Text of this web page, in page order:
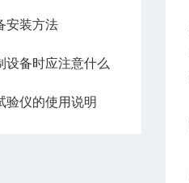
安装方法
设备时应注意什么
验仪的使用说明